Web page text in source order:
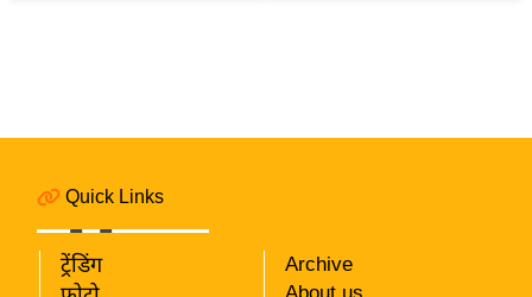
चु
Quick Links
ट्रेंडिंग
Archive
About us